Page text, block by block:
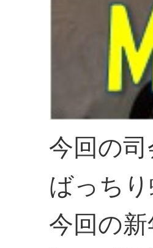
今回の
ばっち
今回の